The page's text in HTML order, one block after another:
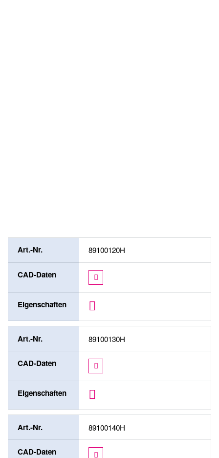
Art.-Nr. 89100120H
CAD-Daten
Eigenschaften
Art.-Nr. 89100130H
CAD-Daten
Eigenschaften
Art.-Nr. 89100140H
CAD-Daten